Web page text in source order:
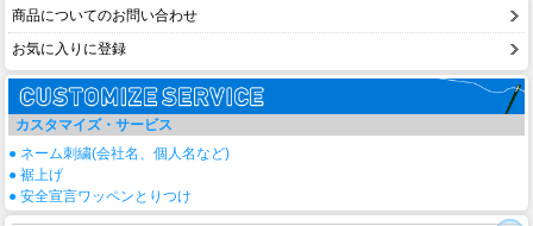
商品についてのお問い合わせ
お気に入りに登録
カスタマイズ・サービス
● ネーム刺繍(会社名、個人名など)
● 裾上げ
● 安全宣言ワッペンとりつけ